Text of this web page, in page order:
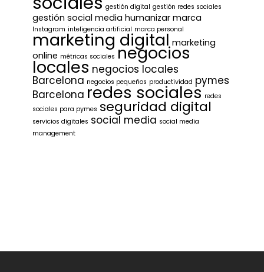
gestión digital gestión redes sociales
gestión social media humanizar marca
Instagram inteligencia artificial marca personal
marketing digital marketing
online métricas sociales negocios
locales negocios locales
Barcelona negocios pequeños productividad pymes
Barcelona redes sociales redes
sociales para pymes seguridad digital
servicios digitales social media social media
management